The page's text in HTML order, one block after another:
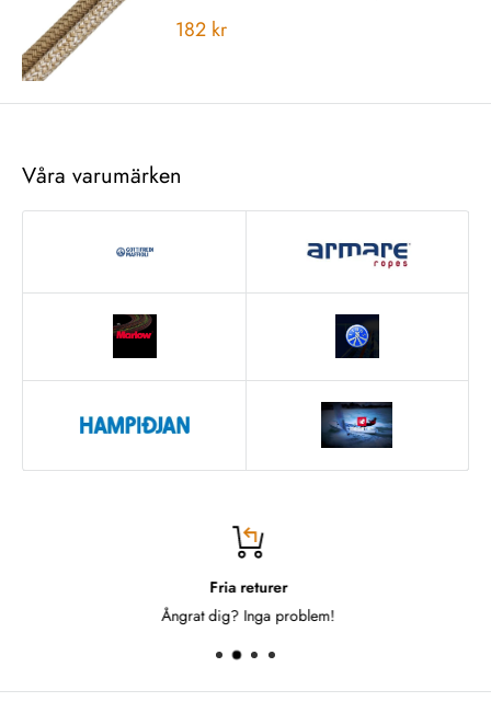
Vårt
182 kr
Våra varumärken
Fria returer
Ångrat dig? Inga problem!